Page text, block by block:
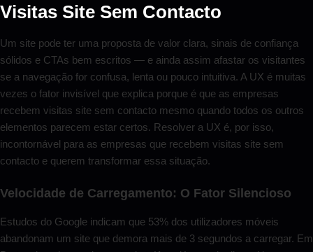
Visitas Site Sem Contacto
Um site pode ter uma proposta de valor clara, sinais de confiança
sólidos e CTAs bem escritos — e ainda assim afastar os visitantes
se a navegação for confusa, lenta ou pouco intuitiva. A UX é muitas
vezes o fator invisível que explica porque é que as empresas
recebem visitas site sem contacto mesmo quando todos os outros
elementos parecem estar certos. Resolver a UX é, por isso,
incontornável para as empresas que recebem visitas site sem
contacto e querem transformar essa situação.
Velocidade de Carregamento: O Fator Silencioso
Estudos do Google indicam que 53% dos utilizadores móveis
abandonam um site que demora mais de 3 segundos a carregar. Em